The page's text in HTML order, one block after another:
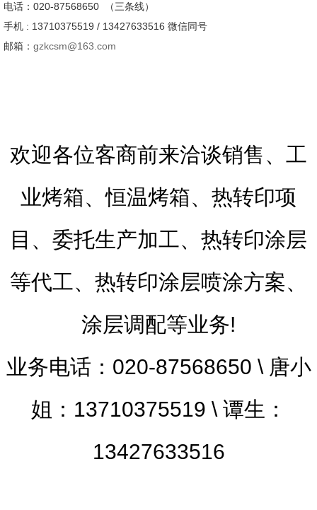
电话：020-87568650 （三条线）
手机 : 13710375519 / 13427633516 微信同号
邮箱： gzkcsm@163.com
欢迎各位客商前来洽谈销售、工
业烤箱、恒温烤箱、热转印项
目、委托生产加工、热转印涂层
等代工、热转印涂层喷涂方案、
涂层调配等业务!
业务电话：020-87568650 \ 唐小
姐：13710375519 \ 谭生：
13427633516